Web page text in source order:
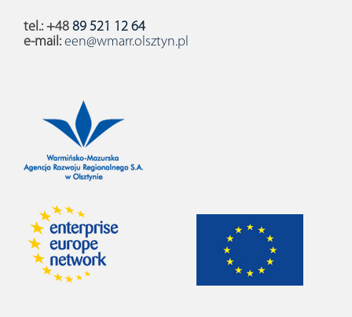
tel.: +48 89 521 12 64
e-mail: een@wmarr.olsztyn.pl